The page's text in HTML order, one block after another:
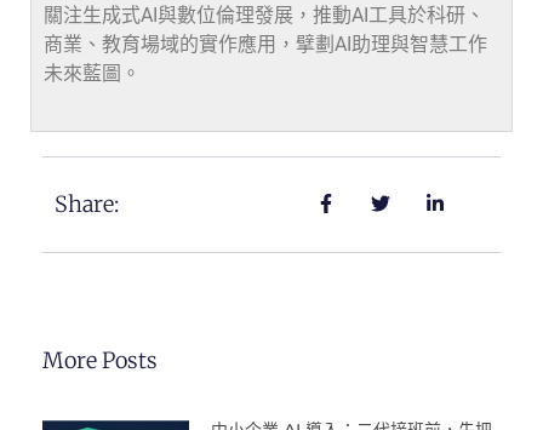
關注生成式AI與數位倫理發展，推動AI工具於科研、
商業、教育場域的實作應用，擘劃AI助理與智慧工作
未來藍圖。
Share:
More Posts